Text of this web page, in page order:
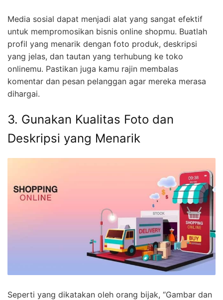
Media sosial dapat menjadi alat yang sangat efektif
untuk mempromosikan bisnis online shopmu. Buatlah
profil yang menarik dengan foto produk, deskripsi
yang jelas, dan tautan yang terhubung ke toko
onlinemu. Pastikan juga kamu rajin membalas
komentar dan pesan pelanggan agar mereka merasa
dihargai.
3. Gunakan Kualitas Foto dan
Deskripsi yang Menarik
Seperti yang dikatakan oleh orang bijak, “Gambar dan